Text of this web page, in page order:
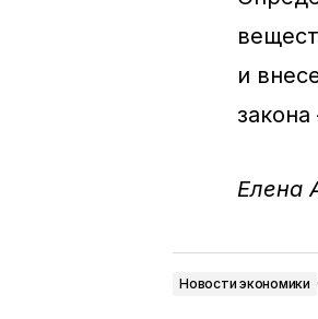
и
Елена
Новости экономики